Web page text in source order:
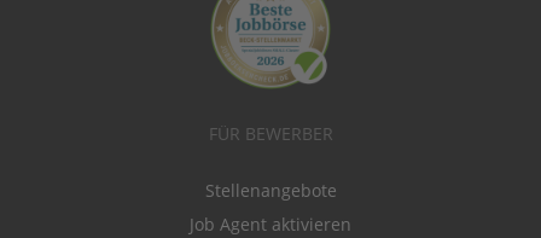
FÜR BEWERBER
Stellenangebote
Job Agent aktivieren